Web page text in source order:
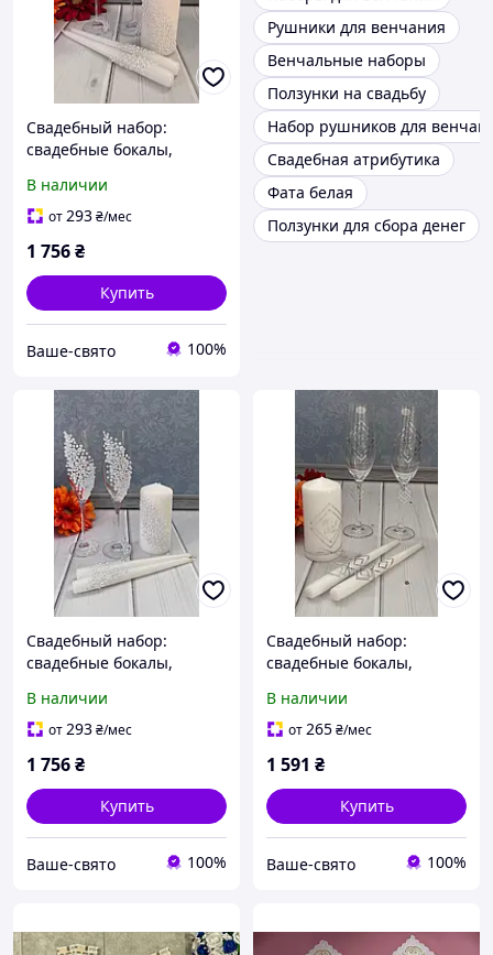
Свадебный набор:
свадебные бокалы,
декор стрази білі
В наличии
от293₴/мес
1 756₴
Купить
Ваше-свято 100%
Рушники для венчания
Венчальные наборы
Ползунки на свадьбу
Набор рушников для
Свадебная атрибутика
Фата белая
Ползунки для сбора денег
Свадебный набор:
свадебные бокалы,
декор стразы
В наличии
от293₴/мес
1 756₴
Купить
Ваше-свято 100%
Свадебный набор:
свадебные бокалы,
стразы 220301
В наличии
от265₴/мес
1 591 ₴
Купить
Ваше-свято 100%